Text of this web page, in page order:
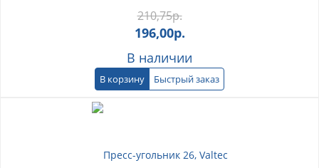
210,75р.
196,00р.
В наличии
В корзину Быстрый заказ